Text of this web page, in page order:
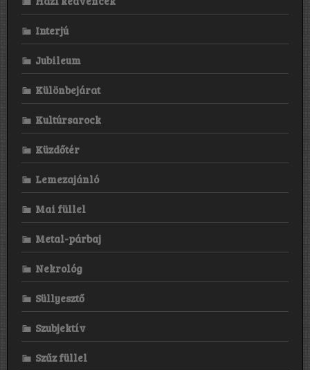
Interjú
Jubileum
Különbejárat
Kultúrsarock
Küzdőtér
Lemezajánló
Mai füllel
Metal-párbaj
Nekrológ
Süllyesztő
Szubjektív
Szűz füllel